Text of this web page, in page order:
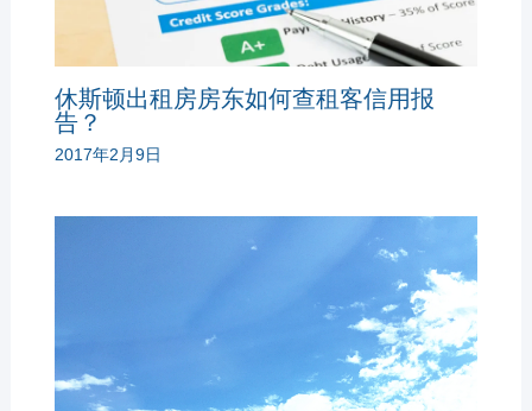
休斯顿出租房房东如何查租客信用报
告？
2017年2月9日